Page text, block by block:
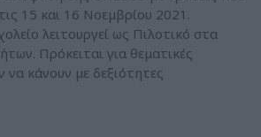
15 και 16 Νοεμβρίου 2021.
λειτουργεί ως Πιλοτικό στα
Πρόκειται για θεματικές
να κάνουν με δεξιότητες